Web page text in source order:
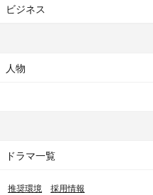
ビジネス
人物
ドラマ一覧
推奨環境 採用情報